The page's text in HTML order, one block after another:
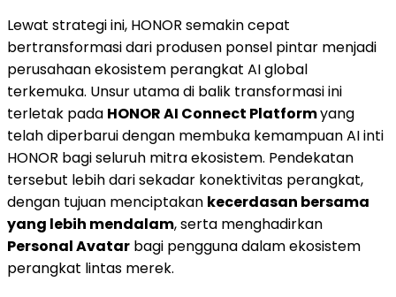
Lewat strategi ini, HONOR semakin cepat
bertransformasi dari produsen ponsel pintar menjadi
perusahaan ekosistem perangkat AI global
terkemuka. Unsur utama di balik transformasi ini
terletak pada HONOR AI Connect Platformyang
telah diperbarui dengan membuka kemampuan AI inti
HONOR bagi seluruh mitra ekosistem. Pendekatan
tersebut lebih dari sekadar konektivitas perangkat,
dengan tujuan menciptakan kecerdasan bersama
yang lebih mendalam, serta menghadirkan
Personal Avatar bagi pengguna dalam ekosistem
perangkat lintas merek.